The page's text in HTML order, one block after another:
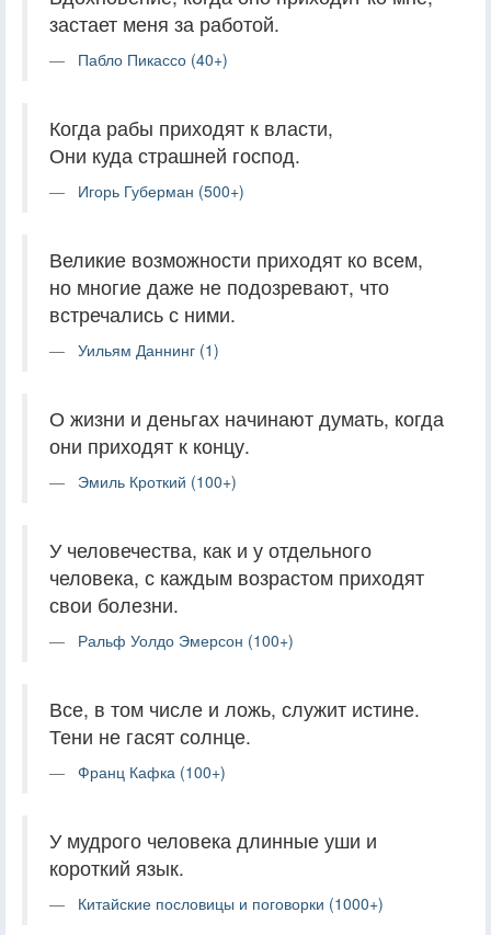
застает меня за работой.
Пабло Пикассо (40+)
Когда рабы приходят к власти,
Они куда страшней господ.
Игорь Губерман (500+)
Великие возможности приходят ко всем,
но многие даже не подозревают, что
встречались с ними.
Уильям Даннинг (1)
О жизни и деньгах начинают думать, когда
они приходят к концу.
Эмиль Кроткий (100+)
У человечества, как и у отдельного
человека, с каждым возрастом приходят
свои болезни.
Ральф Уолдо Эмерсон (100+)
Все, в том числе и ложь, служит истине.
Тени не гасят солнце.
Франц Кафка (100+)
У мудрого человека длинные уши и
короткий язык.
Китайские пословицы и поговорки (1000+)